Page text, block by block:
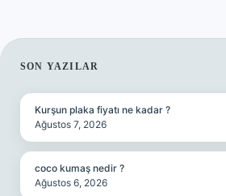
SIDEBAR
SON YAZILAR
Kurşun plaka fiyatı ne kadar ?
Ağustos 7, 2026
coco kumaş nedir ?
Ağustos 6, 2026